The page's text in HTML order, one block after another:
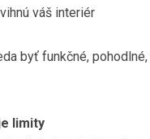
váš interiér
byť funkčné,
limity